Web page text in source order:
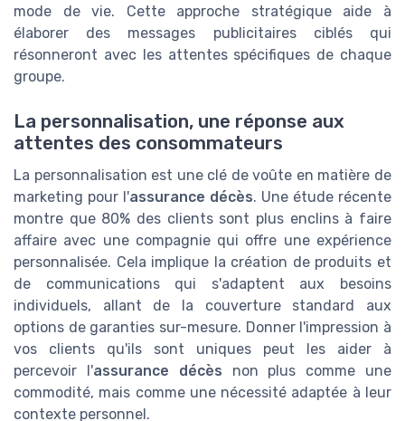
mode de vie. Cette approche stratégique aide à
élaborer des messages publicitaires ciblés qui
résonneront avec les attentes spécifiques de chaque
groupe.
La personnalisation, une réponse aux
attentes des consommateurs
La personnalisation est une clé de voûte en matière de
marketing pour l'assurance décès. Une étude récente
montre que 80% des clients sont plus enclins à faire
affaire avec une compagnie qui offre une expérience
personnalisée. Cela implique la création de produits et
de communications qui s'adaptent aux besoins
individuels, allant de la couverture standard aux
options de garanties sur-mesure. Donner l'impression à
vos clients qu'ils sont uniques peut les aider à
percevoir l'assurance décès non plus comme une
commodité, mais comme une nécessité adaptée à leur
contexte personnel.